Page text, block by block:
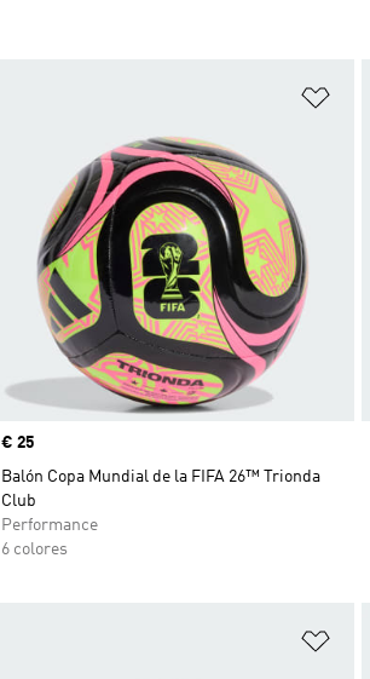
Precio
€ 25
Balón Copa Mundial de la FIFA 26™ Trionda
Club
Performance
6 colores